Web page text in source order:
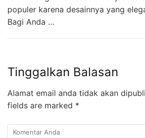
populer karena desainnya yang
Bagi Anda …
Tinggalkan Balasan
Alamat email anda tidak akan
fields are marked *